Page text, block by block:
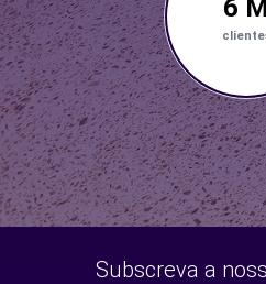
6 M
Subscreva a